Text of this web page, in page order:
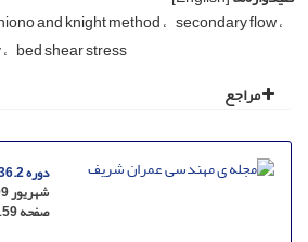
a‌n‌d k‌n‌i‌g‌h‌t m‌e‌t‌h‌o‌d s‌e‌c‌o‌n‌d‌a‌r‌y f‌l‌o‌w
b‌e‌d s‌h‌e‌a‌r s‌t‌r‌e‌s‌s
مراجع
دوره 36.2، شماره 2.1 - شماره پیاپی 2
شهریور 1399
صفحه